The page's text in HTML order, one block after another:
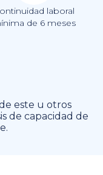
laboral
de 6 meses
este u otros
de capacidad de